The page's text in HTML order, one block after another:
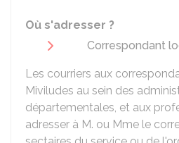
Où s'adresser ?
Correspondant
Les courriers aux
Miviludes au sein des
départementales, et aux
adresser à M. ou Mme le